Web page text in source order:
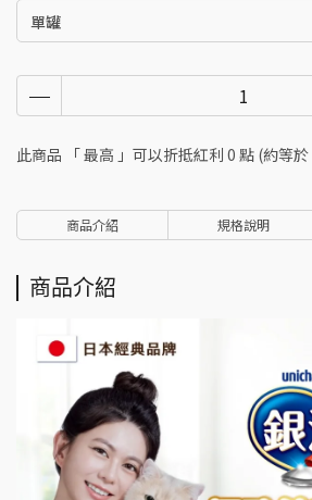
單罐
此商品 「 最高 」可以折抵紅利 0 點 (約等於
商品介紹 規格說明
商品介紹